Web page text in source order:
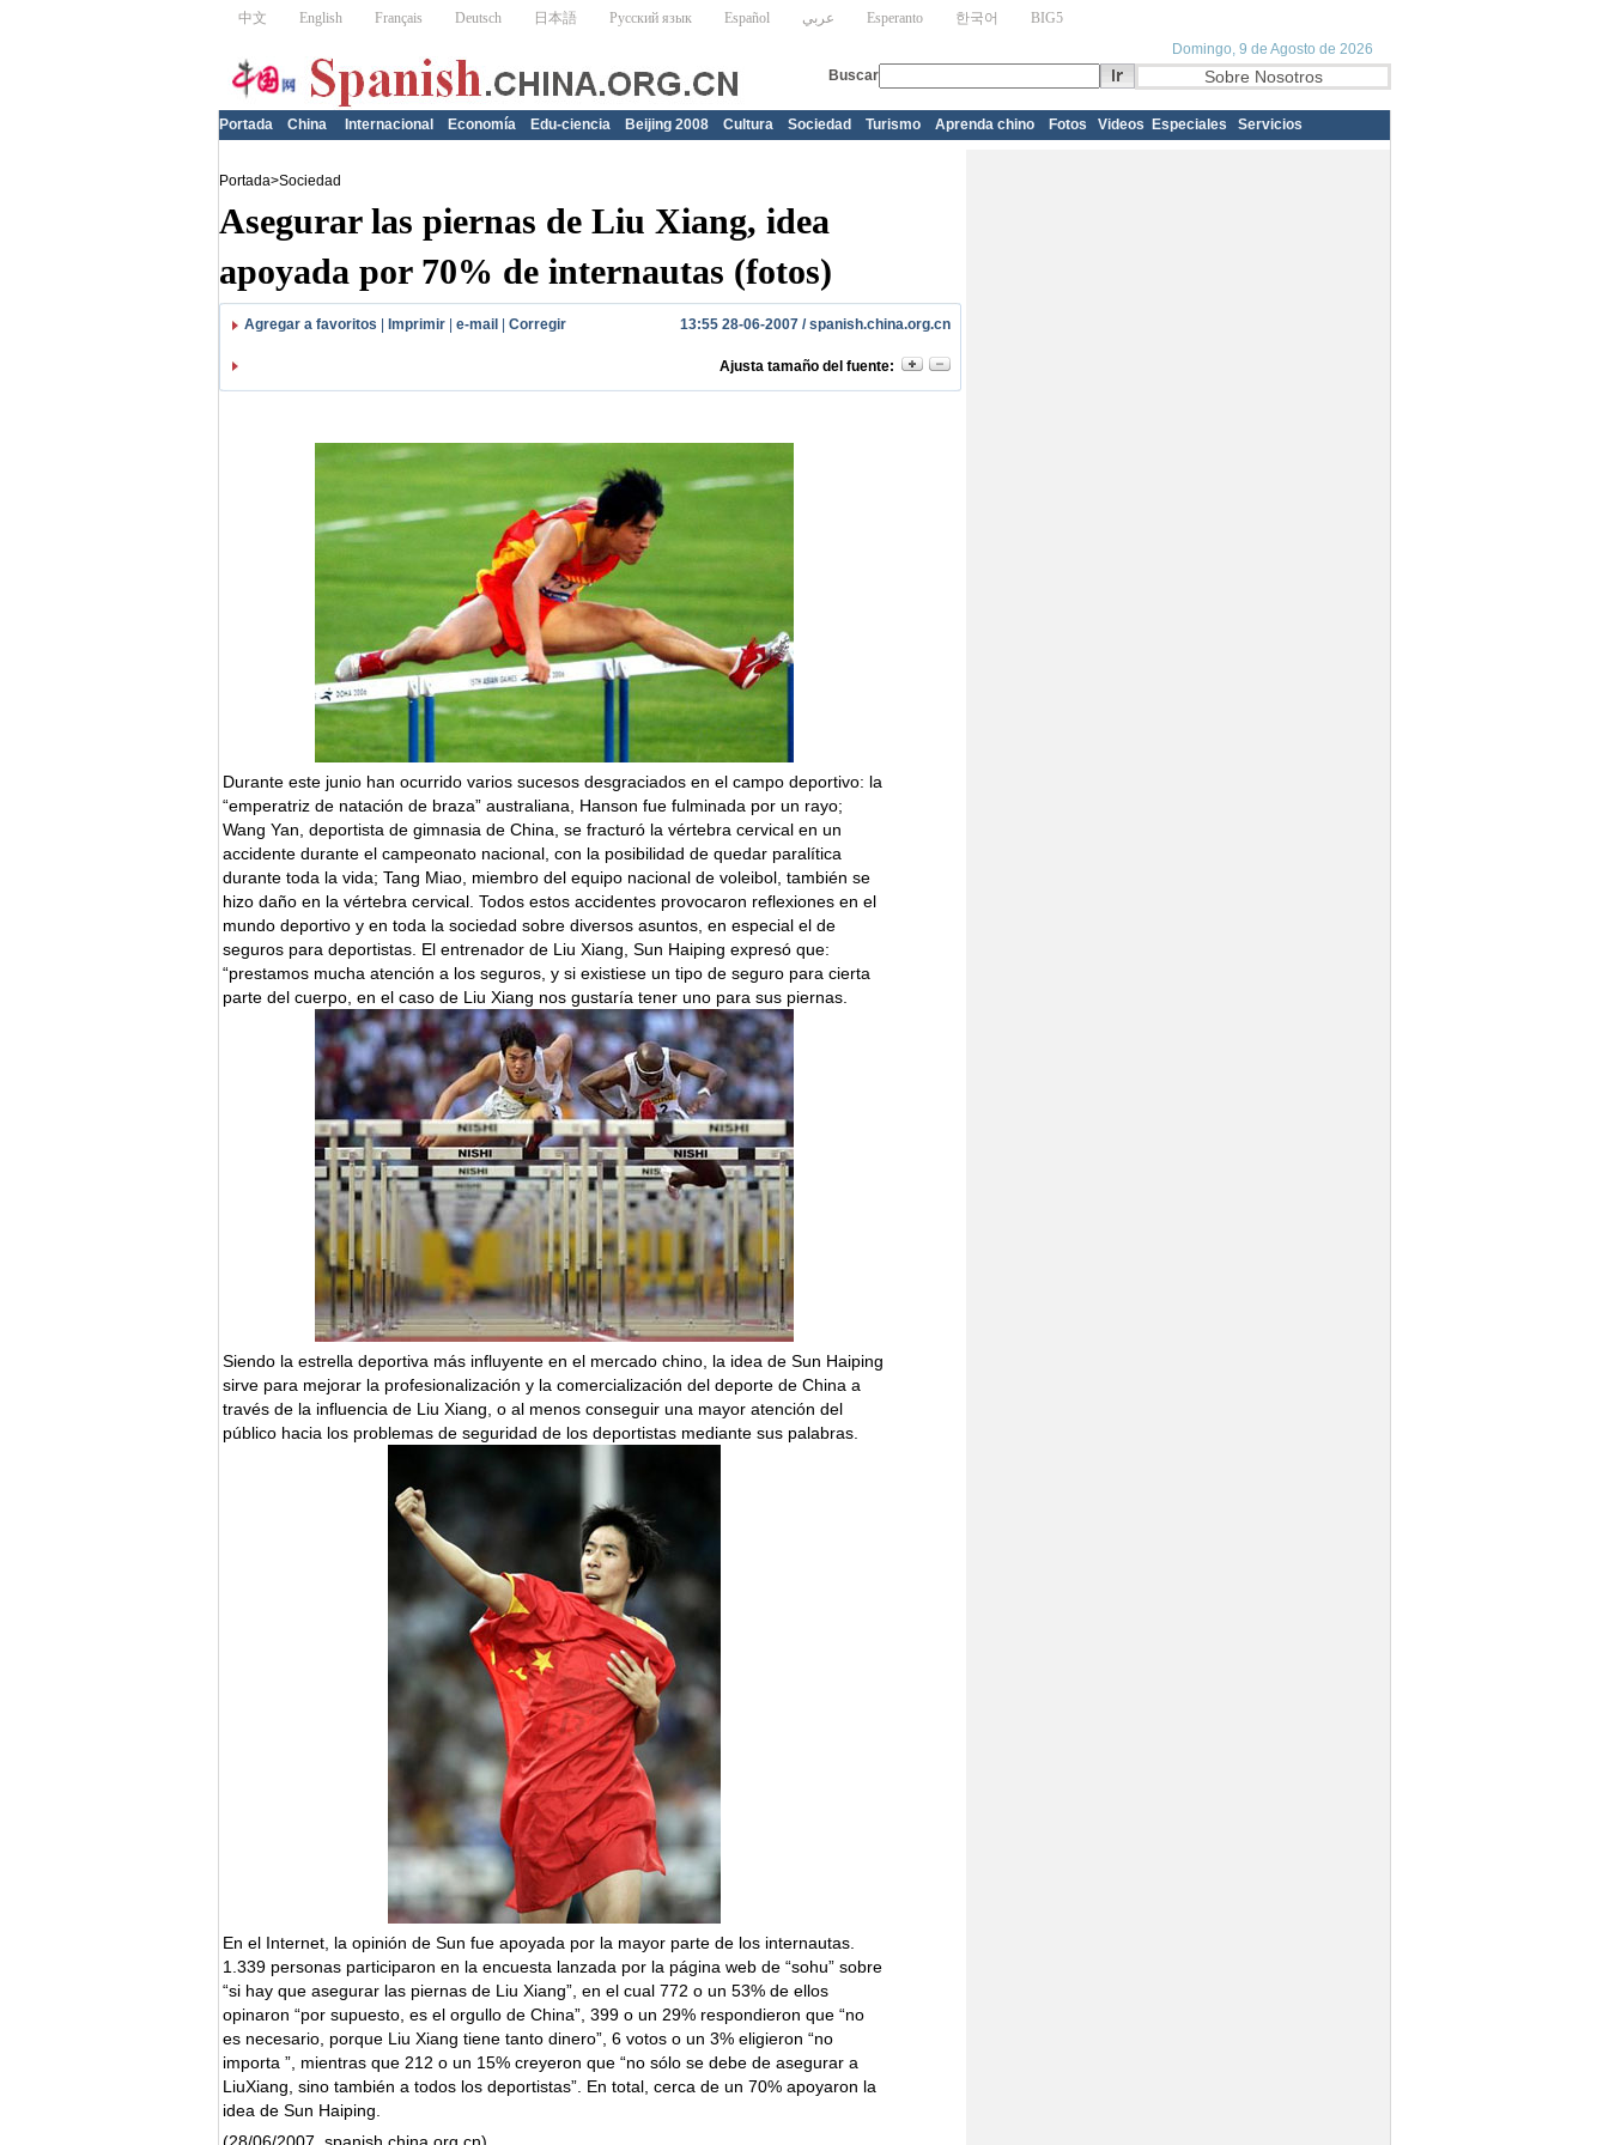
Portada China Internacional Economía Edu-ciencia Beijing 2008 Cultura Sociedad Turismo Aprenda chino Fotos Videos Especiales Servicios
Portada>Sociedad
Asegurar las piernas de Liu Xiang, idea
apoyada por 70% de internautas (fotos)
Agregar a favoritos Imprimir e-mail Corregir 13:55 28-06-2007 /spanish.china.org.cn
Ajusta tamaño del fuente:
Durante este junio han ocurrido varios sucesos desgraciados en el campo deportivo: la
“emperatriz de natación de braza” australiana, Hanson fue fulminada por un rayo;
Wang Yan, deportista de gimnasia de China, se fracturó la vértebra cervical en un
accidente durante el campeonato nacional, con la posibilidad de quedar paralítica
durante toda la vida; Tang Miao, miembro del equipo nacional de voleibol, también se
hizo daño en la vértebra cervical. Todos estos accidentes provocaron reflexiones en el
mundo deportivo y en toda la sociedad sobre diversos asuntos, en especial el de
seguros para deportistas. El entrenador de Liu Xiang, Sun Haiping expresó que:
“prestamos mucha atención a los seguros, y si existiese un tipo de seguro para cierta
parte del cuerpo, en el caso de Liu Xiang nos gustaría tener uno para sus piernas.
Siendo la estrella deportiva más influyente en el mercado chino, la idea de Sun Haiping
sirve para mejorar la profesionalización y la comercialización del deporte de China a
través de la influencia de Liu Xiang, o al menos conseguir una mayor atención del
público hacia los problemas de seguridad de los deportistas mediante sus palabras.
En el Internet, la opinión de Sun fue apoyada por la mayor parte de los internautas.
1.339 personas participaron en la encuesta lanzada por la página web de “sohu” sobre
“si hay que asegurar las piernas de Liu Xiang”, en el cual 772 o un 53% de ellos
opinaron “por supuesto, es el orgullo de China”, 399 o un 29% respondieron que “no
es necesario, porque Liu Xiang tiene tanto dinero”, 6 votos o un 3% eligieron “no
importa ”, mientras que 212 o un 15% creyeron que “no sólo se debe de asegurar a
LiuXiang, sino también a todos los deportistas”. En total, cerca de un 70% apoyaron la
idea de Sun Haiping.